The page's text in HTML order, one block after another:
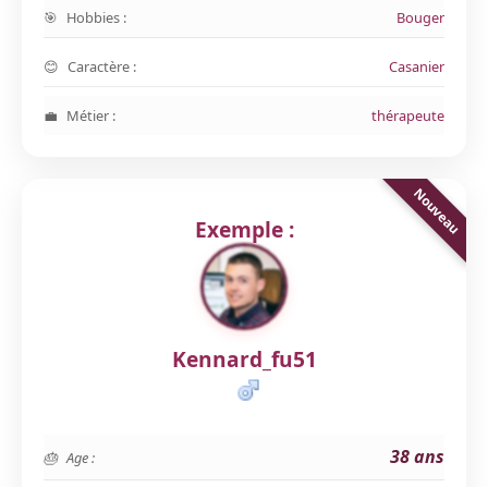
Hobbies : Bouger
Caractère : Casanier
Métier : thérapeute
Exemple :
Kennard_fu51
Age : 38 ans